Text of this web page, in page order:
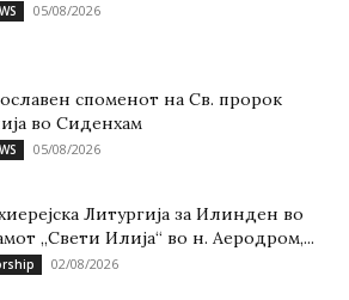
05/08/2026
споменот на Св. пророк
во Сиденхам
05/08/2026
Литургија за Илинден во
„Свети Илија“ во н. Аеродром,...
02/08/2026